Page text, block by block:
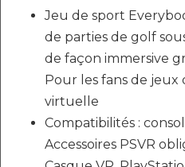
Jeu de sport
de parties de golf
de façon immersive
Pour les fans de jeux
virtuelle
Compatibilités :
Accessoires PSVR